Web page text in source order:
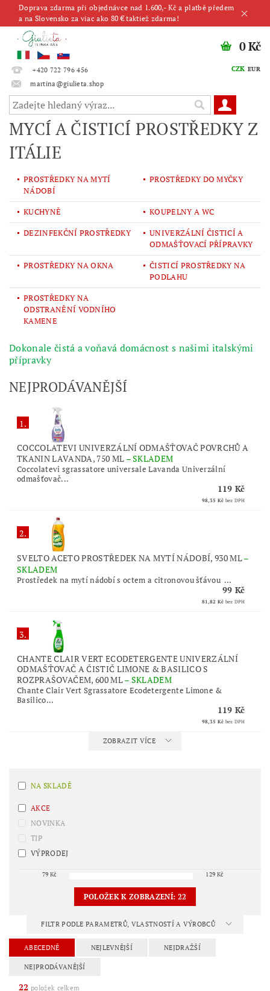
Doprava zdarma při objednávce nad 1.600,- Kč a platbě předem
a na Slovensko za viac ako 80 € taktiež zdarma!
+420 722 796 456
martina@giulieta.shop
CZK EUR
0 Kč
MYCÍ A ČISTICÍ PROSTŘEDKY Z
ITÁLIE
PROSTŘEDKY NA MYTÍ
NÁDOBÍ
PROSTŘEDKY DO MYČKY
KUCHYNĚ
KOUPELNY A WC
DEZINFEKČNÍ PROSTŘEDKY
UNIVERZÁLNÍ ČISTICÍ A
ODMAŠŤOVACÍ PŘÍPRAVKY
PROSTŘEDKY NA OKNA
ČISTICÍ PROSTŘEDKY NA
PODLAHU
PROSTŘEDKY NA
ODSTRANĚNÍ VODNÍHO
KAMENE
Dokonale čistá a voňavá domácnost s našimi italskými
přípravky
NEJPRODÁVANĚJŠÍ
1.
COCCOLATEVI UNIVERZÁLNÍ ODMAŠŤOVAČ POVRCHŮ A
TKANIN LAVANDA, 750 ML –SKLADEM
Coccolatevi sgrassatore universale Lavanda Univerzální
odmašťovač...
119 Kč
98,35 Kč bez DPH
2.
SVELTO ACETO PROSTŘEDEK NA MYTÍ NÁDOBÍ, 930 ML–
SKLADEM
Prostředek na mytí nádobí s octem a citronovou šťávou ...
99 Kč
81,82 Kč bez DPH
3.
CHANTE CLAIR VERT ECODETERGENTE UNIVERZÁLNÍ
ODMAŠŤOVAČ A ČISTIČ LIMONE & BASILICO S
ROZPRAŠOVAČEM, 600 ML– SKLADEM
Chante Clair Vert Sgrassatore Ecodetergente Limone &
Basilico...
119 Kč
98,35 Kč bez DPH
ZOBRAZIT VÍCE
NA SKLADĚ
AKCE
NOVINKA
TIP
VÝPRODEJ
79 Kč 129 Kč
POLOŽEK K ZOBRAZENÍ: 22
FILTR PODLE PARAMETRŮ, VLASTNOSTÍ A VÝROBCŮ
ABECEDNĚ NEJLEVNĚJŠÍ NEJDRAŽŠÍ
NEJPRODÁVANĚJŠÍ
22 položek celkem